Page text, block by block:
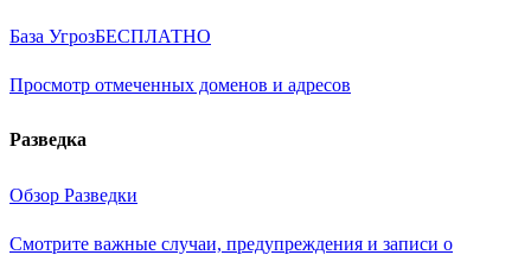
База УгрозБЕСПЛАТНО
Просмотр отмеченных доменов и адресов
Разведка
Обзор Разведки
Смотрите важные случаи, предупреждения и записи о